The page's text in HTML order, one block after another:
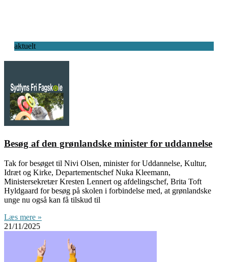
aktuelt
Besøg af den grønlandske minister for uddannelse
Tak for besøget til Nivi Olsen, minister for Uddannelse, Kultur,
Idræt og Kirke, Departementschef Nuka Kleemann,
Ministersekretær Kresten Lennert og afdelingschef, Brita Toft
Hyldgaard for besøg på skolen i forbindelse med, at grønlandske
unge nu også kan få tilskud til
Læs mere »
21/11/2025